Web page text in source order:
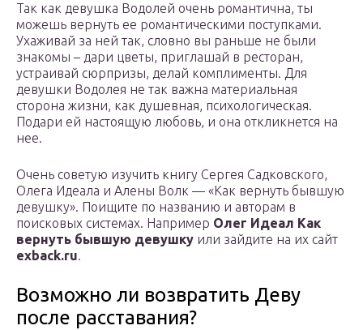
Так как девушка Водолей очень романтична, ты
можешь вернуть ее романтическими поступками.
Ухаживай за ней так, словно вы раньше не были
знакомы – дари цветы, приглашай в ресторан,
устраивай сюрпризы, делай комплименты. Для
девушки Водолея не так важна материальная
сторона жизни, как душевная, психологическая.
Подари ей настоящую любовь, и она откликнется на
нее.
Очень советую изучить книгу Сергея Садковского,
Олега Идеала и Алены Волк — «Как вернуть бывшую
девушку». Поищите по названию и авторам в
поисковых системах. Например Олег Идеал Как
вернуть бывшую девушку или зайдите на их сайт
exback.ru.
Возможно ли возвратить Деву
после расставания?